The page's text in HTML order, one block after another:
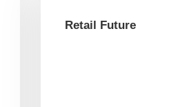
Retail Future